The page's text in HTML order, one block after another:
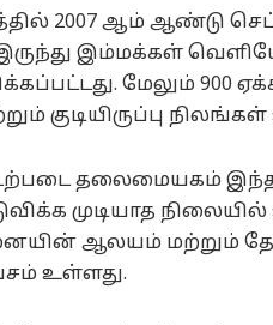
2007 ஆம் ஆண்டு
இருந்து இம்மக்கள்
மேலும்
குடியிருப்பு
தலைமையகம் இந்தப்
முடியாத
ஆலயம் மற்றும்
உள்ளது.